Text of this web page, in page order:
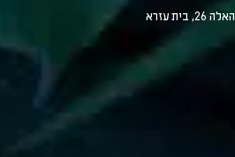
האלה 26, בית עזרא